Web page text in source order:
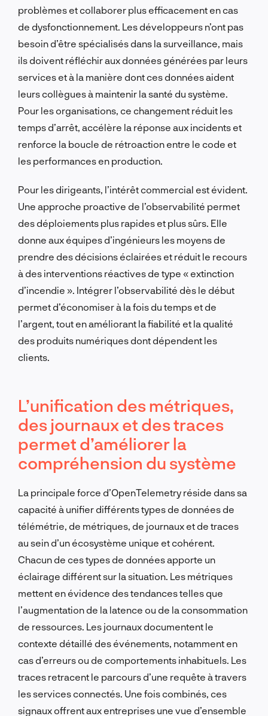
problèmes et collaborer plus efficacement en cas
de dysfonctionnement. Les développeurs n’ont pas
besoin d’être spécialisés dans la surveillance, mais
ils doivent réfléchir aux données générées par leurs
services et à la manière dont ces données aident
leurs collègues à maintenir la santé du système.
Pour les organisations, ce changement réduit les
temps d’arrêt, accélère la réponse aux incidents et
renforce la boucle de rétroaction entre le code et
les performances en production.
Pour les dirigeants, l’intérêt commercial est évident.
Une approche proactive de l’observabilité permet
des déploiements plus rapides et plus sûrs. Elle
donne aux équipes d’ingénieurs les moyens de
prendre des décisions éclairées et réduit le recours
à des interventions réactives de type « extinction
d’incendie ». Intégrer l’observabilité dès le début
permet d’économiser à la fois du temps et de
l’argent, tout en améliorant la fiabilité et la qualité
des produits numériques dont dépendent les
clients.
L’unification des métriques,
des journaux et des traces
permet d’améliorer la
compréhension du système
La principale force d’OpenTelemetry réside dans sa
capacité à unifier différents types de données de
télémétrie, de métriques, de journaux et de traces
au sein d’un écosystème unique et cohérent.
Chacun de ces types de données apporte un
éclairage différent sur la situation. Les métriques
mettent en évidence des tendances telles que
l’augmentation de la latence ou de la consommation
de ressources. Les journaux documentent le
contexte détaillé des événements, notamment en
cas d’erreurs ou de comportements inhabituels. Les
traces retracent le parcours d’une requête à travers
les services connectés. Une fois combinés, ces
signaux offrent aux entreprises une vue d’ensemble